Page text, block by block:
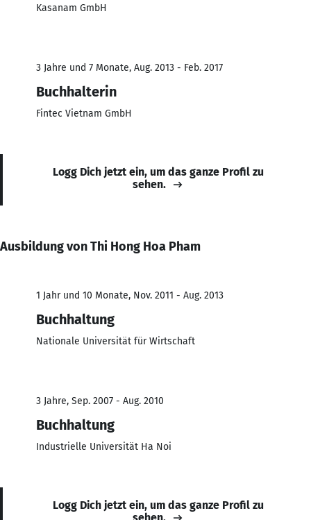
Kasanam GmbH
3 Jahre und 7 Monate, Aug. 2013 - Feb. 2017
Buchhalterin
Fintec Vietnam GmbH
Logg Dich jetzt ein, um das ganze Profil zu
sehen.
Ausbildung von Thi Hong Hoa Pham
1 Jahr und 10 Monate, Nov. 2011 - Aug. 2013
Buchhaltung
Nationale Universität für Wirtschaft
3 Jahre, Sep. 2007 - Aug. 2010
Buchhaltung
Industrielle Universität Ha Noi
Logg Dich jetzt ein, um das ganze Profil zu